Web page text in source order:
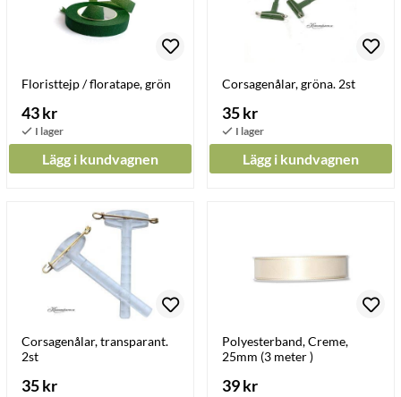
Floristtejp / floratape, grön
43 kr
Lägg i kundvagnen
Corsagenålar, gröna. 2st
35 kr
Lägg i kundvagnen
Corsagenålar, transparant.
2st
35 kr
Polyesterband, Creme,
25mm (3 meter )
39 kr